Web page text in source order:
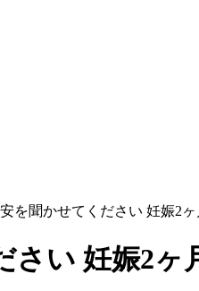
を聞かせてください 妊娠2
さい 妊娠2ヶ